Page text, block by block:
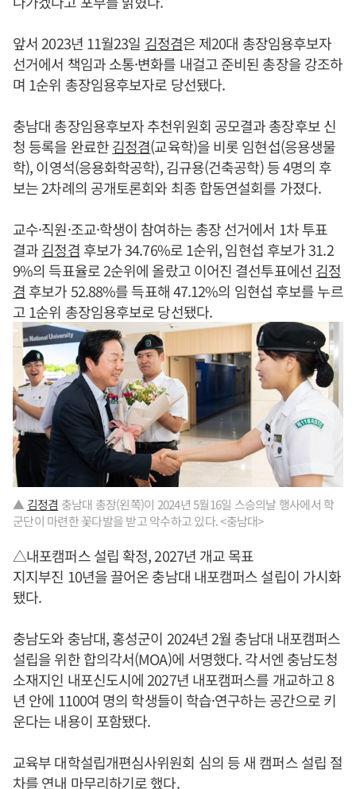
앞서 2023년 11월23일 김정겸은 제20대 총장임용후보자
선거에서 책임과 소통·변화를 내걸고 준비된 총장을 강조하
며 1순위 총장임용후보자로 당선됐다.
충남대 총장임용후보자 추천위원회 공모결과 총장후보 신
청 등록을 완료한김정겸(교육학)을 비롯 임현섭(응용생물
학), 이영석(응용화학공학), 김규용(건축공학) 등 4명의 후
보는 2차례의 공개토론회와 최종 합동연설회를 가졌다.
교수·직원·조교·학생이 참여하는 총장 선거에서 1차 투표
결과김정겸 후보가 34.76%로 1순위, 임현섭 후보가 31.2
9%의 득표율로 2순위에 올랐고 이어진 결선투표에선 김정
겸 후보가 52.88%를 득표해 47.12%의 임현섭 후보를 누르
고 1순위 총장임용후보로 당선됐다.
▲ 김정겸 충남대 총장(왼쪽)이 2024년 5월16일 스승의날 행사에서 학
군단이 마련한 꽃다발을 받고 악수하고 있다. <충남대>
△내포캠퍼스 설립 확정, 2027년 개교 목표
지지부진 10년을 끌어온 충남대 내포캠퍼스 설립이 가시화
됐다.
충남도와 충남대, 홍성군이 2024년 2월 충남대 내포캠퍼스
설립을 위한 합의각서(MOA)에 서명했다. 각서엔 충남도청
소재지인 내포신도시에 2027년 내포캠퍼스를 개교하고 8
년 안에 1100여 명의 학생들이 학습·연구하는 공간으로 키
운다는 내용이 포함됐다.
교육부 대학설립개편심사위원회 심의 등 새 캠퍼스 설립 절
차를 연내 마무리하기로 했다.